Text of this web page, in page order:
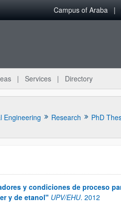
Campus of Araba
Services Directory
Engineering Research PhD
y condiciones de proceso
y de etanol" UPV/EHU. 2012